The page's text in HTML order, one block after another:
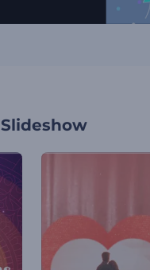
Slideshow